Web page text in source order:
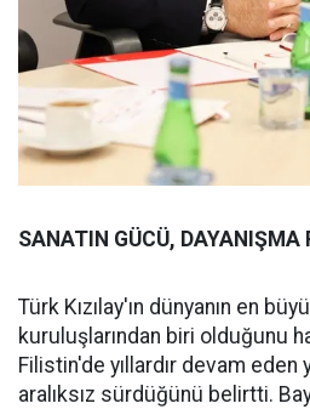
SANATIN GÜCÜ, DAYANIŞMA
Türk Kızılay'ın dünyanın en
kuruluşlarından biri olduğunu
Filistin'de yıllardır devam eden
aralıksız sürdüğünü belirtti.